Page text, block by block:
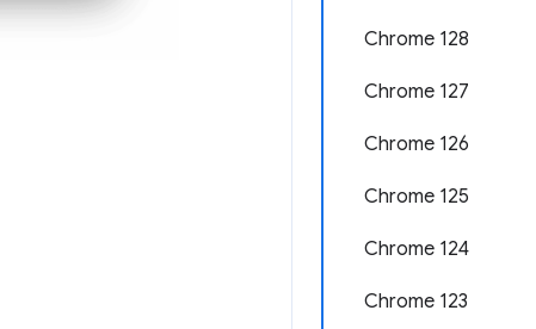
Chrome 128
Chrome 127
Chrome 126
Chrome 125
Chrome 124
Chrome 123